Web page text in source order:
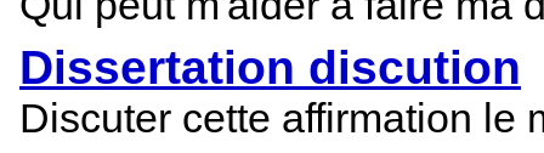
Dissertation discution
Discuter cette affirmation le